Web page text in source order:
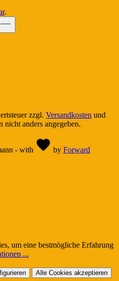
.
zzgl. Versandkosten und
nicht anders angegeben.
- with by Forward
um eine bestmögliche Erfahrung
...
Alle Cookies akzeptieren